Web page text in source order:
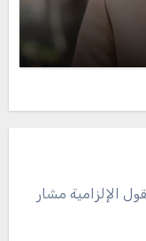
الإلزامية مشار